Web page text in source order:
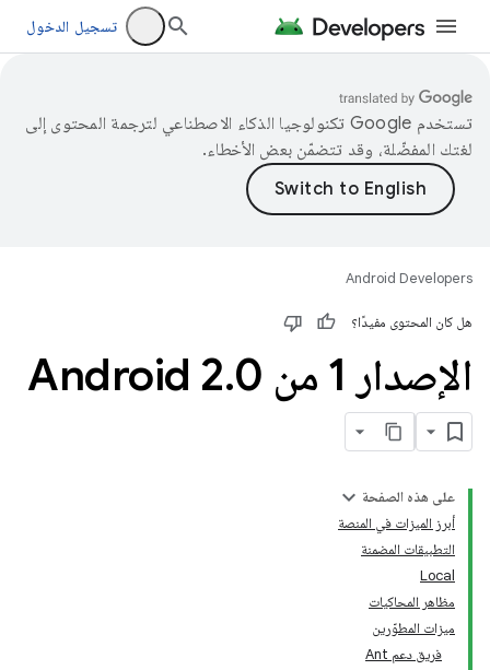
تسجيل الدخول
تستخدم Google تكنولوجيا الذكاء الاصطناعي لترجمة المحتوى إلى
لغتك المفضّلة، وقد تتضمّن بعض الأخطاء.
Android Developers
هل كان المحتوى مفيدًا؟
الإصدار 1 من Android 2 .0
على هذه الصفحة
أبرز الميزات في المنصة
التطبيقات المضمنة
Local
مظاهر المحاكيات
ميزات المطوّرين
فريق دعم Ant